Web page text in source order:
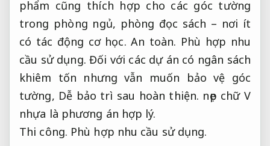
phẩm cũng thích hợp cho các góc tường
trong phòng ngủ, phòng đọc sách – nơi ít
có tác động cơ học.An toàn. Phù hợp nhu
cầu sử dụng. Đối với các dự án có ngân sách
khiêm tốn nhưng vẫn muốn bảo vệ góc
tường, Dễ bảo trì sau hoàn thiện. nẹp chữ V
nhựa là phương án hợp lý.
Thi công. Phù hợp nhu cầu sử dụng.